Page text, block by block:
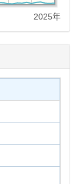
2025年